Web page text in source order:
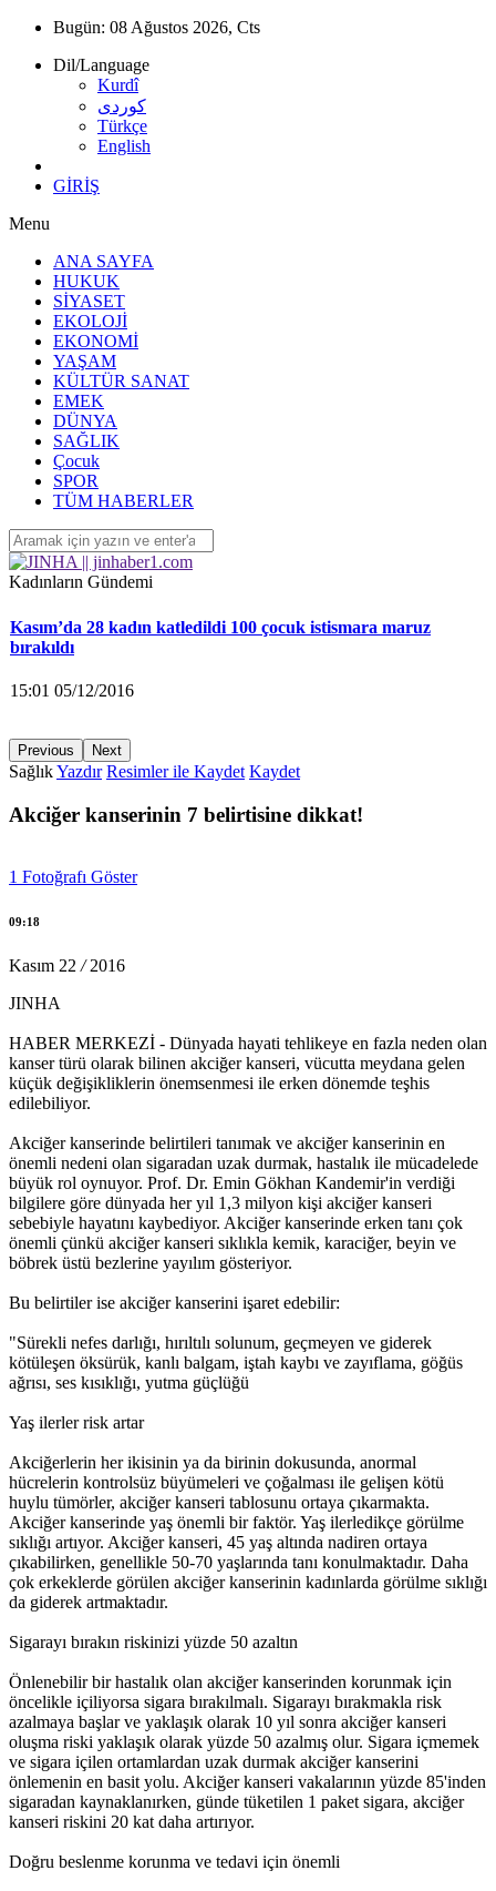
Bugün: 08 Ağustos 2026, Cts
Dil/Language
Kurdî
كوردى
Türkçe
English
GİRİŞ
Menu
ANA SAYFA
HUKUK
SİYASET
EKOLOJİ
EKONOMİ
YAŞAM
KÜLTÜR SANAT
EMEK
DÜNYA
SAĞLIK
Çocuk
SPOR
TÜM HABERLER
Kadınların Gündemi
‘Yüzlerce çocuk devletin ihmalleri sonucu yaşamını yitirdi’
16:26 04/12/2016
Kasım’da 28 kadın katledildi 100 çocuk istismara maruz
bırakıldı
15:01 05/12/2016
KA.DER: Gasp edilen 194 koltuğu istiyoruz!
15:00 05/12/2016
14:57 05/12/2016
Mor Dayanışma’dan ‘İhtiyaç sahiplerine ulaşıyoruz’
kampanyası
11:32 05/12/2016
Basına yönelik baskılara karşı ‘Eleştirel Medya Topluluğu’
11:31 05/12/2016
‘Kadınların ilk başvurabilecekleri nokta olmak istiyoruz’
11:28 05/12/2016
22 kadın eşbaşkan tutuklu, 35 belediyeye kayyım
11:25 05/12/2016
5 ARALIK 2016 GÜNDEMİ
11:21 05/12/2016
‘Yüzlerce çocuk devletin ihmalleri sonucu yaşamını yitirdi’
16:26 04/12/2016
Previous Next
SağlıkYazdır Resimler ile Kaydet Kaydet
Akciğer kanserinin 7 belirtisine dikkat!
1 Fotoğrafı Göster
09:18
Kasım 22 /2016
JINHA
HABER MERKEZİ - Dünyada hayati tehlikeye en fazla neden olan
kanser türü olarak bilinen akciğer kanseri, vücutta meydana gelen
küçük değişikliklerin önemsenmesi ile erken dönemde teşhis
edilebiliyor.
Akciğer kanserinde belirtileri tanımak ve akciğer kanserinin en
önemli nedeni olan sigaradan uzak durmak, hastalık ile mücadelede
büyük rol oynuyor. Prof. Dr. Emin Gökhan Kandemir'in verdiği
bilgilere göre dünyada her yıl 1,3 milyon kişi akciğer kanseri
sebebiyle hayatını kaybediyor. Akciğer kanserinde erken tanı çok
önemli çünkü akciğer kanseri sıklıkla kemik, karaciğer, beyin ve
böbrek üstü bezlerine yayılım gösteriyor.
Bu belirtiler ise akciğer kanserini işaret edebilir:
"Sürekli nefes darlığı, hırıltılı solunum, geçmeyen ve giderek
kötüleşen öksürük, kanlı balgam, iştah kaybı ve zayıflama, göğüs
ağrısı, ses kısıklığı, yutma güçlüğü
Yaş ilerler risk artar
Akciğerlerin her ikisinin ya da birinin dokusunda, anormal
hücrelerin kontrolsüz büyümeleri ve çoğalması ile gelişen kötü
huylu tümörler, akciğer kanseri tablosunu ortaya çıkarmakta.
Akciğer kanserinde yaş önemli bir faktör. Yaş ilerledikçe görülme
sıklığı artıyor. Akciğer kanseri, 45 yaş altında nadiren ortaya
çıkabilirken, genellikle 50-70 yaşlarında tanı konulmaktadır. Daha
çok erkeklerde görülen akciğer kanserinin kadınlarda görülme sıklığı
da giderek artmaktadır.
Sigarayı bırakın riskinizi yüzde 50 azaltın
Önlenebilir bir hastalık olan akciğer kanserinden korunmak için
öncelikle içiliyorsa sigara bırakılmalı. Sigarayı bırakmakla risk
azalmaya başlar ve yaklaşık olarak 10 yıl sonra akciğer kanseri
oluşma riski yaklaşık olarak yüzde 50 azalmış olur. Sigara içmemek
ve sigara içilen ortamlardan uzak durmak akciğer kanserini
önlemenin en basit yolu. Akciğer kanseri vakalarının yüzde 85'inden
sigaradan kaynaklanırken, günde tüketilen 1 paket sigara, akciğer
kanseri riskini 20 kat daha artırıyor.
Doğru beslenme korunma ve tedavi için önemli